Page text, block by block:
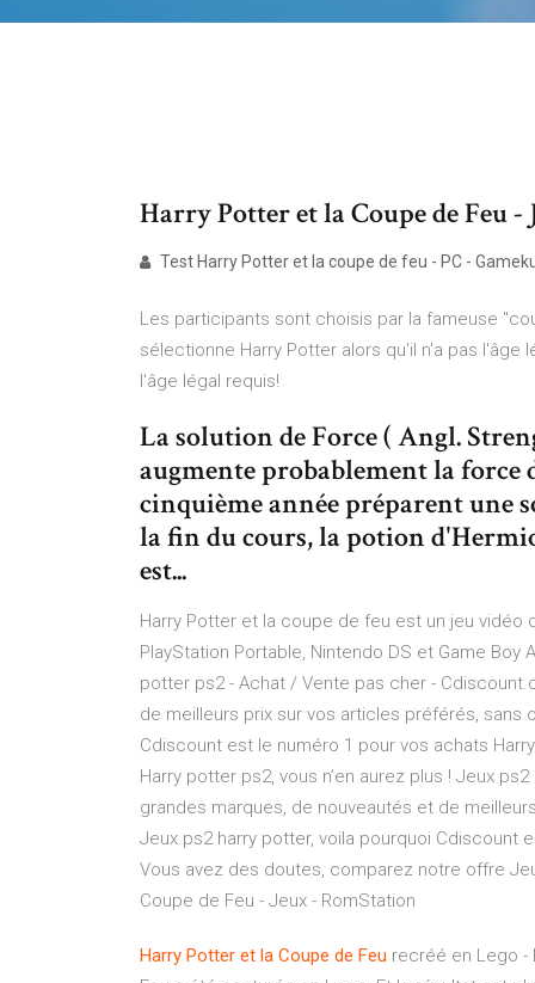
Harry Potter et la Coupe de Feu
Test Harry Potter et la coupe de feu - PC -
Les participants sont choisis par la fameuse
sélectionne Harry Potter alors qu'il n'a pas l'âge
l'âge légal requis!
La solution de Force ( Angl.
augmente probablement la force
cinquième année préparent une
la fin du cours, la potion
est...
Harry Potter et la coupe de feu est un jeu vidéo
PlayStation Portable, Nintendo DS et Game
potter ps2 - Achat / Vente pas cher -
de meilleurs prix sur vos articles préférés, sans
Cdiscount est le numéro 1 pour vos achats
Harry potter ps2, vous n’en aurez plus ! Jeux
grandes marques, de nouveautés et de
Jeux ps2 harry potter, voila pourquoi Cdiscount
Vous avez des doutes, comparez notre offre
Coupe de Feu - Jeux - RomStation
Harry Potter et la Coupe de Feu recréé en Lego -